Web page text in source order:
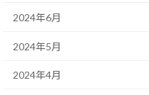
2024年6月
2024年5月
2024年4月